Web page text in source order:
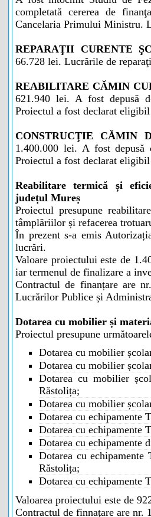
completată cererea de
Cancelaria Primului Ministru.
REPARAŢII CURENTE
66.728 lei. Lucrările de
REABILITARE CĂMIN
621.940 lei. A fost depusă
Proiectul a fost declarat
CONSTRUCŢIE CĂMIN
1.400.000 lei. A fost depusă
Proiectul a fost declarat
Reabilitare termică și
județul Mureș
Proiectul presupune
tâmplăriilor și refacerea
În prezent s-a emis
lucrări.
Valoare proiectului este de
iar termenul de finalizare a
Contractul de finanțare are
Lucrărilor Publice și
Dotarea cu mobilier și
Proiectul presupune
Dotarea cu mobilier
Dotarea cu mobilier
Dotarea cu mobilier
Răstolița;
Dotarea cu mobilier
Dotarea cu echipamente
Dotarea cu echipamente
Dotarea cu echipamente
Dotarea cu echipamente
Răstolița;
Dotarea cu echipamente
Valoarea proiectului este de
Contractul de finnațare are nr.